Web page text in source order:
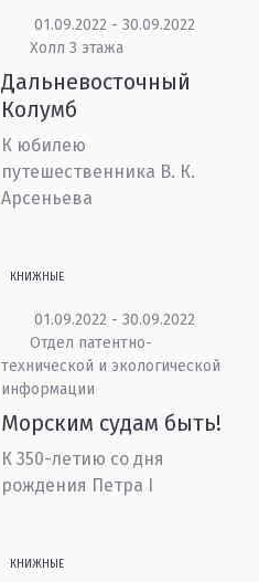
01.09.2022 - 30.09.2022
Холл 3 этажа
Дальневосточный
Колумб
К юбилею
путешественника В. К.
Арсеньева
КНИЖНЫЕ
01.09.2022 - 30.09.2022
Отдел патентно-
технической и экологической
информации
Морским судам быть!
К 350-летию со дня
рождения Петра I
КНИЖНЫЕ